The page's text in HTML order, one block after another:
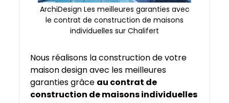
ArchiDesign Les meilleures garanties avec
le contrat de construction de maisons
individuelles sur Chalifert
Nous réalisons la construction de votre
maison design avec les meilleures
garanties grâce au contrat de
construction de maisons individuelles